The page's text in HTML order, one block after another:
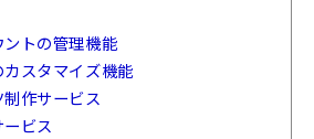
トの管理機能
スタマイズ機能
作サービス
ビス